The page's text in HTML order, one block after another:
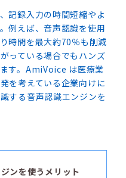
記録入力の時間短縮やよ
例えば、音声認識を使用
時間を最大約70％も削減
っている場合でもハンズ
す。AmiVoice は医療業
を考えている企業向けに
する音声認識エンジンを
ンを使うメリット